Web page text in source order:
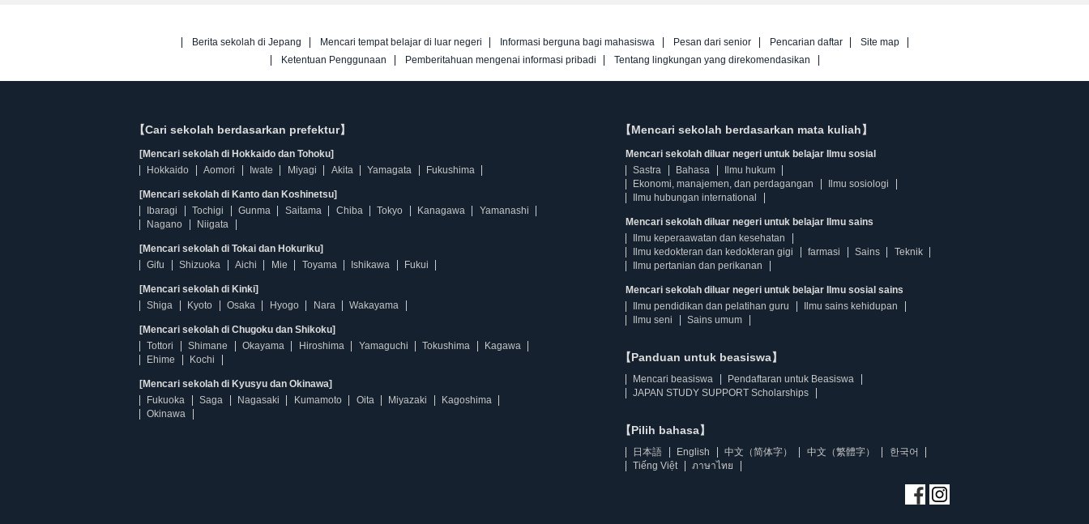
Berita sekolah di Jepang Mencari tempat belajar di luar negeri Informasi berguna bagi mahasiswa Pesan dari senior Pencarian daftar
Site map
Ketentuan Penggunaan
Pemberitahuan mengenai informasi pribadi Tentang lingkungan yang direkomendasikan
【Cari sekolah berdasarkan prefektur】
[Mencari sekolah di Hokkaido dan Tohoku]
Hokkaido
Aomori Iwate Miyagi Akita Yamagata Fukushima
[Mencari sekolah di Kanto dan Koshinetsu]
Ibaragi
Tochigi Gunma Saitama Chiba Tokyo Kanagawa
Yamanashi
Nagano
Niigata
[Mencari sekolah di Tokai dan Hokuriku]
Gifu
Shizuoka Aichi Mie Toyama Ishikawa Fukui
[Mencari sekolah di Kinki]
Shiga
Kyoto Osaka Hyogo Nara Wakayama
[Mencari sekolah di Chugoku dan Shikoku]
Tottori
Shimane Okayama Hiroshima Yamaguchi Tokushima
Kagawa
Ehime
Kochi
[Mencari sekolah di Kyusyu dan Okinawa]
Fukuoka
Saga Nagasaki Kumamoto Oita Miyazaki
Kagoshima
Okinawa
【Mencari sekolah berdasarkan mata kuliah】
Mencari sekolah diluar negeri untuk belajar Ilmu sosial
Sastra
Bahasa
Ilmu hukum
Ekonomi, manajemen, dan perdagangan
Ilmu sosiologi
Ilmu hubungan international
Mencari sekolah diluar negeri untuk belajar Ilmu sains
Ilmu keperaawatan dan kesehatan
Ilmu kedokteran dan kedokteran gigi
farmasi Sains
Teknik
Ilmu pertanian dan perikanan
Mencari sekolah diluar negeri untuk belajar Ilmu sosial sains
Ilmu pendidikan dan pelatihan guru
Ilmu sains kehidupan
Ilmu seni
Sains umum
【Panduan untuk beasiswa】
Mencari beasiswa
Pendaftaran untuk Beasiswa
JAPAN STUDY SUPPORT Scholarships
【Pilih bahasa】
日本語 English 中文（简体字） 中文（繁體字）
한국어
Tiếng Việt
ภาษาไทย